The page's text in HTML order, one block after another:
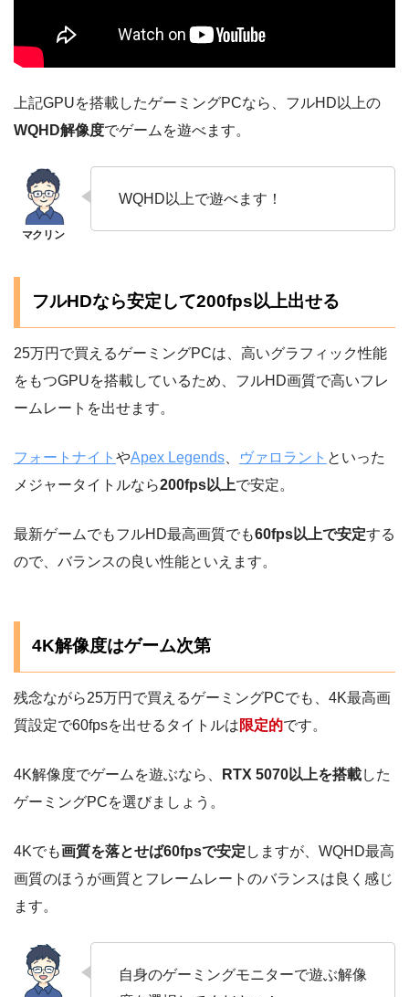
上記GPUを搭載したゲーミングPCなら、フルHD以上の
WQHD解像度でゲームを遊べます。
WQHD以上で遊べます！
フルHDなら安定して200fps以上出せる
25万円で買えるゲーミングPCは、高いグラフィック性能
をもつGPUを搭載しているため、フルHD画質で高いフレ
ームレートを出せます。
フォートナイト やApex Legends ヴァロラント といった
メジャータイトルなら200fps以上で安定。
最新ゲームでもフルHD最高画質でも60fps以上で安定する
ので、バランスの良い性能といえます。
4K解像度はゲーム次第
残念ながら25万円で買えるゲーミングPCでも、4K最高画
質設定で60fpsを出せるタイトルは限定的です。
4K解像度でゲームを遊ぶなら、 RTX 5070以上を搭載した
ゲーミングPCを選びましょう。
4Kでも画質を落とせば60fpsで安定 しますが、WQHD最高
画質のほうが画質とフレームレートのバランスは良く感じ
ます。
自身のゲーミングモニターで遊ぶ解像